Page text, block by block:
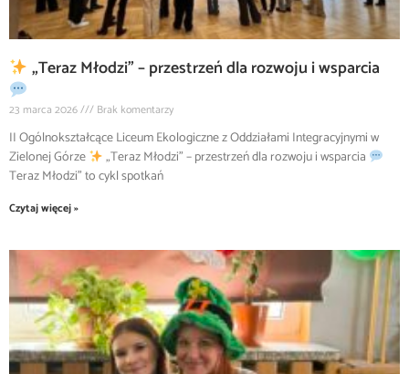
„Teraz Młodzi” – przestrzeń dla rozwoju i wsparcia
23 marca 2026 Brak komentarzy
II Ogólnokształcące Liceum Ekologiczne z Oddziałami Integracyjnymi w
Zielonej Górze
„Teraz Młodzi” – przestrzeń dla rozwoju i wsparcia
Teraz Młodzi” to cykl spotkań
Czytaj więcej »